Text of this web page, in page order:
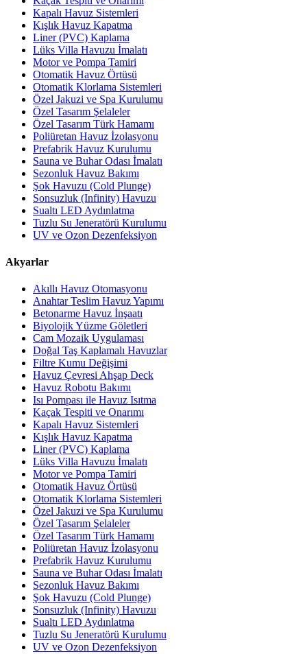
Kapalı Havuz Sistemleri
Kışlık Havuz Kapatma
Liner (PVC) Kaplama
Lüks Villa Havuzu İmalatı
Motor ve Pompa Tamiri
Otomatik Havuz Örtüsü
Otomatik Klorlama Sistemleri
Özel Jakuzi ve Spa Kurulumu
Özel Tasarım Şelaleler
Özel Tasarım Türk Hamamı
Poliüretan Havuz İzolasyonu
Prefabrik Havuz Kurulumu
Sauna ve Buhar Odası İmalatı
Sezonluk Havuz Bakımı
Şok Havuzu (Cold Plunge)
Sonsuzluk (Infinity) Havuzu
Sualtı LED Aydınlatma
Tuzlu Su Jeneratörü Kurulumu
UV ve Ozon Dezenfeksiyon
Akyarlar
Akıllı Havuz Otomasyonu
Anahtar Teslim Havuz Yapımı
Betonarme Havuz İnşaatı
Biyolojik Yüzme Göletleri
Cam Mozaik Uygulaması
Doğal Taş Kaplamalı Havuzlar
Filtre Kumu Değişimi
Havuz Çevresi Ahşap Deck
Havuz Robotu Bakımı
Isı Pompası ile Havuz Isıtma
Kaçak Tespiti ve Onarımı
Kapalı Havuz Sistemleri
Kışlık Havuz Kapatma
Liner (PVC) Kaplama
Lüks Villa Havuzu İmalatı
Motor ve Pompa Tamiri
Otomatik Havuz Örtüsü
Otomatik Klorlama Sistemleri
Özel Jakuzi ve Spa Kurulumu
Özel Tasarım Şelaleler
Özel Tasarım Türk Hamamı
Poliüretan Havuz İzolasyonu
Prefabrik Havuz Kurulumu
Sauna ve Buhar Odası İmalatı
Sezonluk Havuz Bakımı
Şok Havuzu (Cold Plunge)
Sonsuzluk (Infinity) Havuzu
Sualtı LED Aydınlatma
Tuzlu Su Jeneratörü Kurulumu
UV ve Ozon Dezenfeksiyon